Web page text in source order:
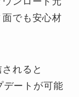
でも安心材
れると
ートが可能